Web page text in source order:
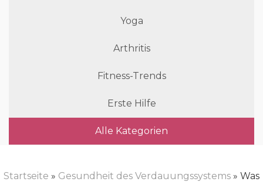
Yoga
Arthritis
Fitness-Trends
Erste Hilfe
Alle Kategorien
Startseite » Gesundheit des Verdauungssystems » Was